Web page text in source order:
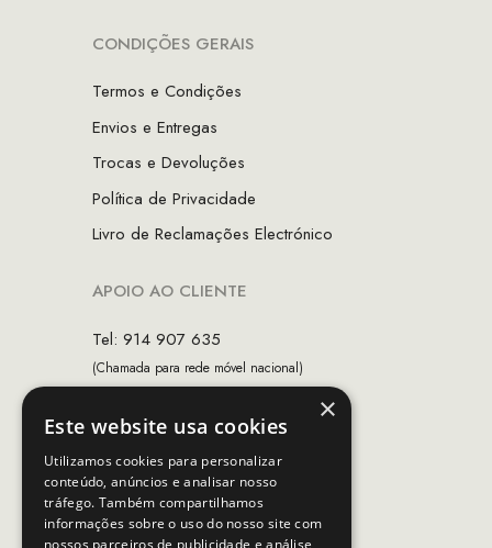
CONDIÇÕES GERAIS
Termos e Condições
Envios e Entregas
Trocas e Devoluções
Política de Privacidade
Livro de Reclamações Electrónico
APOIO AO CLIENTE
Tel: 914 907 635
(Chamada para rede móvel nacional)
Horário de contacto:
Dias úteis das 10h as 19h
×
Este website usa cookies
Utilizamos cookies para personalizar
conteúdo, anúncios e analisar nosso
tráfego. Também compartilhamos
informações sobre o uso do nosso site com
nossos parceiros de publicidade e análise,